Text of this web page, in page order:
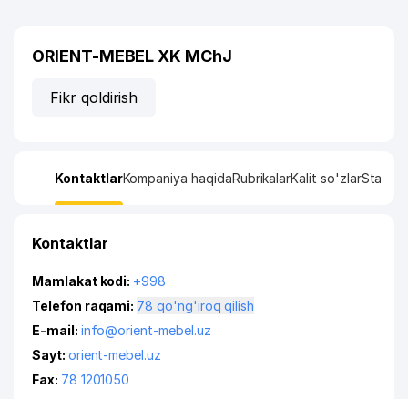
ORIENT-MEBEL XK MChJ
Fikr qoldirish
KontaktlarKompaniya haqidaRubrikalarKalit so'zlar
Kontaktlar
Mamlakat kodi: +998
Telefon raqami:
78 qo'ng'iroq qilish
E-mail: info@orient-mebel.uz
Sayt: orient-mebel.uz
Fax: 78 1201050